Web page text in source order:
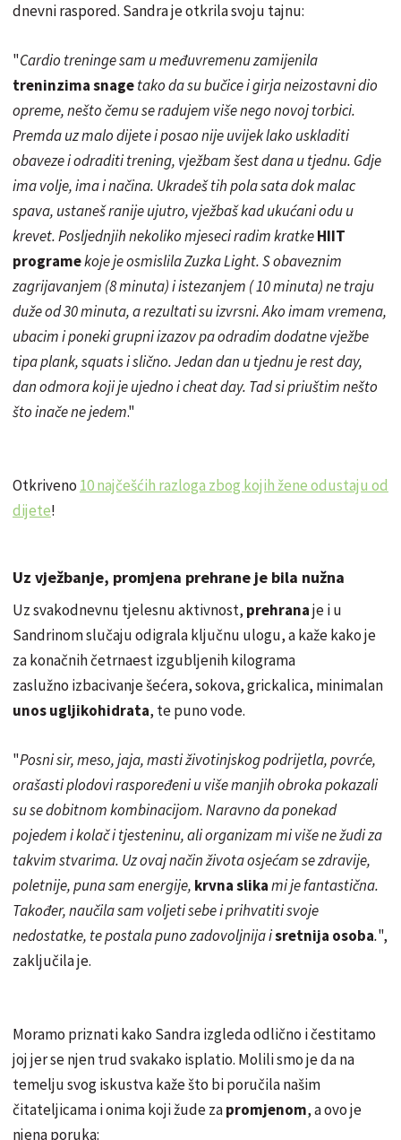
dnevni raspored. Sandra je otkrila svoju tajnu:
"Cardio treninge sam u međuvremenu zamijenila
treninzima snagetako da su bučice i girja neizostavni dio
opreme, nešto čemu se radujem više nego novoj torbici.
Premda uz malo dijete i posao nije uvijek lako uskladiti
obaveze i odraditi trening, vježbam šest dana u tjednu. Gdje
ima volje, ima i načina. Ukradeš tih pola sata dok malac
spava, ustaneš ranije ujutro, vježbaš kad ukućani odu u
krevet. Posljednjih nekoliko mjeseci radim kratkeHIIT
programekoje je osmislila Zuzka Light. S obaveznim
zagrijavanjem (8 minuta) i istezanjem ( 10 minuta) ne traju
duže od 30 minuta, a rezultati su izvrsni. Ako imam vremena,
ubacim i poneki grupni izazov pa odradim dodatne vježbe
tipa plank, squats i slično. Jedan dan u tjednu je rest day,
dan odmora koji je ujedno i cheat day. Tad si priuštim nešto
što inače ne jedem."
Otkriveno 10 najčešćih razloga zbog kojih žene odustaju od
dijete!
Uz vježbanje, promjena prehrane je bila nužna
Uz svakodnevnu tjelesnu aktivnost, prehranaje i u
Sandrinom slučaju odigrala ključnu ulogu, a kaže kako je
za konačnih četrnaest izgubljenih kilograma
zaslužno izbacivanje šećera, sokova, grickalica, minimalan
unos ugljikohidrata, te puno vode.
"Posni sir, meso, jaja, masti životinjskog podrijetla, povrće,
orašasti plodovi raspoređeni u više manjih obroka pokazali
su se dobitnom kombinacijom. Naravno da ponekad
pojedem i kolač i tjesteninu, ali organizam mi više ne žudi za
takvim stvarima. Uz ovaj način života osjećam se zdravije,
poletnije, puna sam energije, krvna slikami je fantastična.
Također, naučila sam voljeti sebe i prihvatiti svoje
nedostatke, te postala puno zadovoljnija isretnija osoba.",
zaključila je.
Moramo priznati kako Sandra izgleda odlično i čestitamo
joj jer se njen trud svakako isplatio. Molili smo je da na
temelju svog iskustva kaže što bi poručila našim
čitateljicama i onima koji žude zapromjenom, a ovo je
njena poruka: